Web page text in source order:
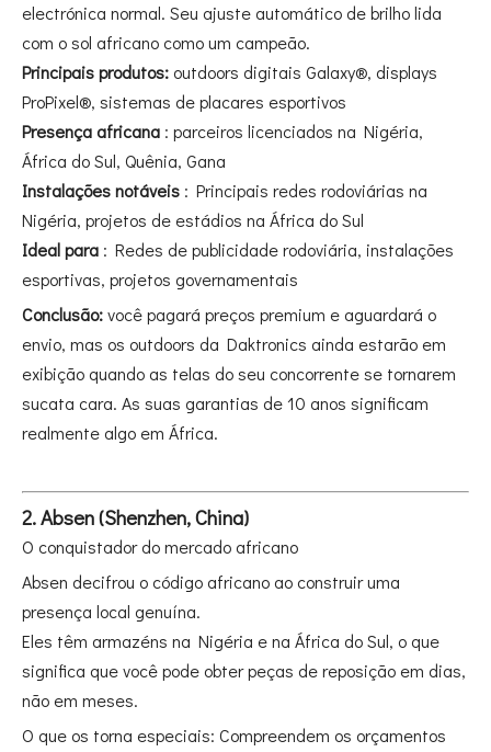
electrónica normal. Seu ajuste automático de brilho lida
com o sol africano como um campeão.
Principais produtos: outdoors digitais Galaxy®, displays
ProPixel®, sistemas de placares esportivos
Presença africana : parceiros licenciados na Nigéria,
África do Sul, Quênia, Gana
Instalações notáveis : Principais redes rodoviárias na
Nigéria, projetos de estádios na África do Sul
Ideal para : Redes de publicidade rodoviária, instalações
esportivas, projetos governamentais
Conclusão:você pagará preços premium e aguardará o
envio, mas os outdoors da Daktronics ainda estarão em
exibição quando as telas do seu concorrente se tornarem
sucata cara. As suas garantias de 10 anos significam
realmente algo em África.
2. Absen (Shenzhen, China)
O conquistador do mercado africano
Absen decifrou o código africano ao construir uma
presença local genuína.
Eles têm armazéns na Nigéria e na África do Sul, o que
significa que você pode obter peças de reposição em dias,
não em meses.
O que os torna especiais: Compreendem os orçamentos